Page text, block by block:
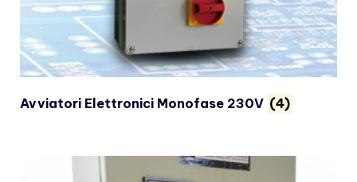
Avviatori Elettronici Monofase 230V (4)